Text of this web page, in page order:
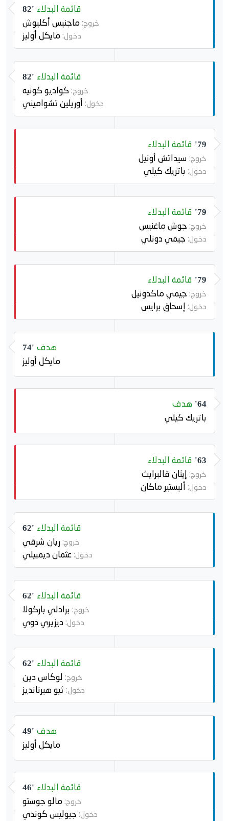
82' قائمة البدلاء
خروج: ماجنيس أكليوش
دخول: مايكل أوليز
82' قائمة البدلاء
خروج:كواديو كونيه
دخول: أوريلين تشواميني
79' قائمة البدلاء
خروج: سيداتش أونيل
دخول: باتريك كيلي
79' قائمة البدلاء
خروج: جوش ماغنيس
دخول: جيمي دونلي
79' قائمة البدلاء
خروج: جيمي ماكدونيل
دخول: إسحاق برايس
74' هدف
مايكل أوليز
64' هدف
باتريك كيلي
63' قائمة البدلاء
خروج: إيثان قالبرايث
دخول: أليستير ماكان
62' قائمة البدلاء
خروج:ريان شرقي
دخول:عثمان ديمبيلي
62' قائمة البدلاء
خروج: برادلي باركولا
دخول:ديزيري دوي
62' قائمة البدلاء
خروج: لوكاس دين
دخول:ثيو هيرنانديز
49' هدف
مايكل أوليز
46' قائمة البدلاء
خروج: مالو جوستو
دخول: جيوليس كوندي